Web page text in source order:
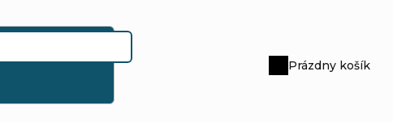
Nákupný
Prázdny košík